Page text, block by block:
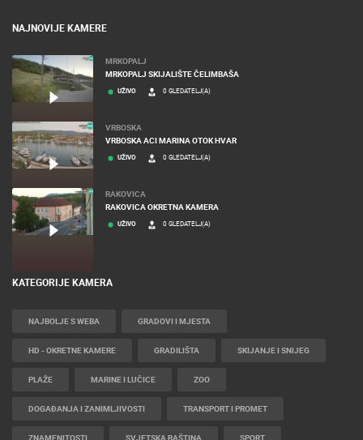
NAJNOVIJE KAMERE
MRKOPALJ
MRKOPALJ SKIJALIŠTE ČELIMBAŠA
UŽIVO 0 GLEDATELJ(A)
VRBOSKA
VRBOSKA ACI MARINA OTOK HVAR
UŽIVO 0 GLEDATELJ(A)
RAKOVICA
RAKOVICA OKRETNA KAMERA
UŽIVO 0 GLEDATELJ(A)
KATEGORIJE KAMERA
NAJBOLJE S WEBA GRADOVI I MJESTA
HD - OKRETNE KAMERE GRADILIŠTA SKIJANJE I SNIJEG
PLAŽE MARINE I LUČICE ZOO
DOGAĐANJA I ZANIMLJIVOSTI TRANSPORT I PROMET
ZNAMENITOSTI SVJETSKA BAŠTINA SPORT